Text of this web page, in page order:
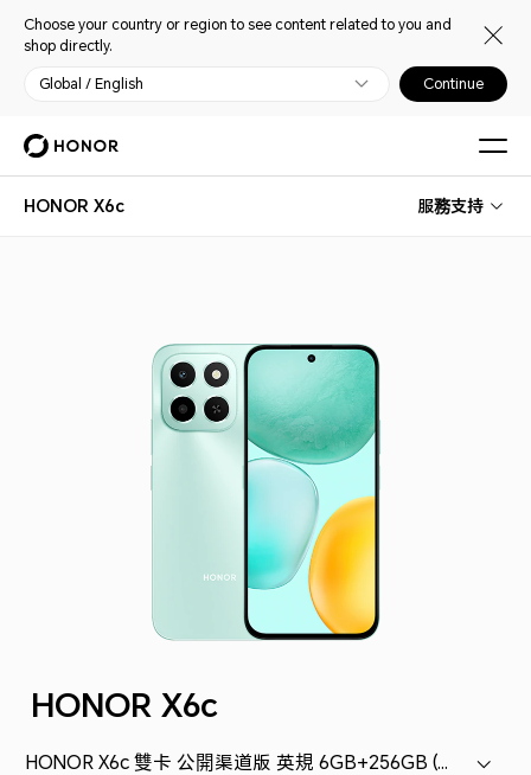
Choose your country or region to see content related to you and
shop directly.
Global / English Continue
HONOR X6c 服務支持
HONOR X6c
HONOR X6c 雙卡 公開渠道版 英規 6GB+256GB (NIC-LX2)